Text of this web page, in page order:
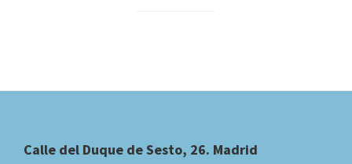
Footer
Calle del Duque de Sesto, 26. Madrid